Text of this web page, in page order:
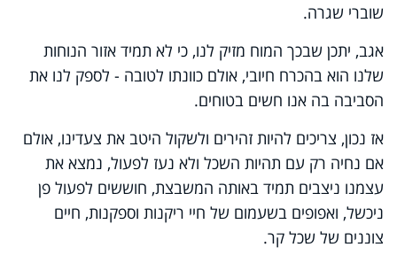
שוברי שגרה.
אגב, יתכן שבכך המוח מזיק לנו, כי לא תמיד אזור הנוחות
שלנו הוא בהכרח חיובי, אולם כוונתו לטובה - לספק לנו את
הסביבה בה אנו חשים בטוחים.
אז נכון, צריכים להיות זהירים ולשקול היטב את צעדינו, אולם
אם נחיה רק עם תהיות השכל ולא נעז לפעול, נמצא את
עצמנו ניצבים תמיד באותה המשבצת, חוששים לפעול פן
ניכשל, ואפופים בשעמום של חיי ריקנות וספקנות, חיים
צוננים של שכל קר.